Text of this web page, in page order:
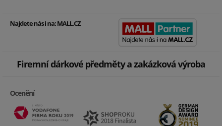
Najdete nás i na:MALL.CZ
Firemní dárkové předměty a zakázková výroba
Ocenění